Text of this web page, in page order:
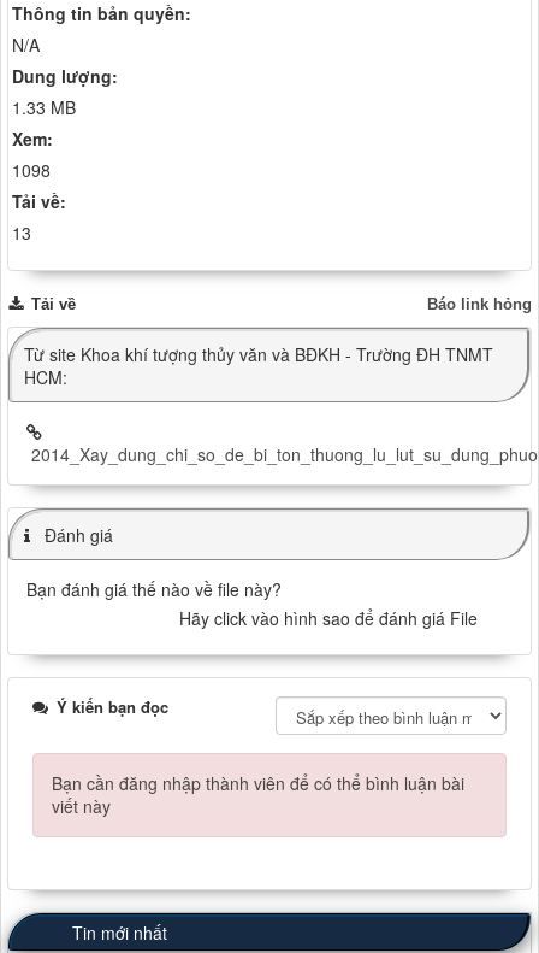
Thông tin bản quyền:
N/A
Dung lượng:
1.33 MB
Xem:
1098
Tải về:
13
Báo link hỏng
Tải về
Từ site Khoa khí tượng thủy văn và BĐKH - Trường ĐH TNMT
HCM:
Đánh giá
Bạn đánh giá thế nào về file này?
Hãy click vào hình sao để đánh giá File
Ý kiến bạn đọc
Bạn cần đăng nhập thành viên để có thể bình luận bài
viết này
Tin mới nhất